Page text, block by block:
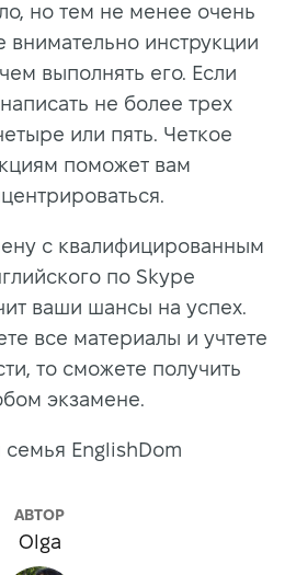
но тем не менее очень
внимательно инструкции
выполнять его. Если
не более трех
или пять. Четкое
поможет вам
с квалифицированным
по Skype
ваши шансы на успех.
все материалы и учтете
то сможете получить
экзамене.
EnglishDom
АВТОР
Olga